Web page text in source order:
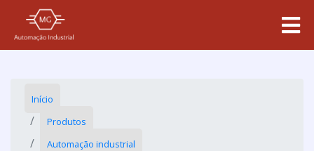
Início
Produtos
Automação industrial